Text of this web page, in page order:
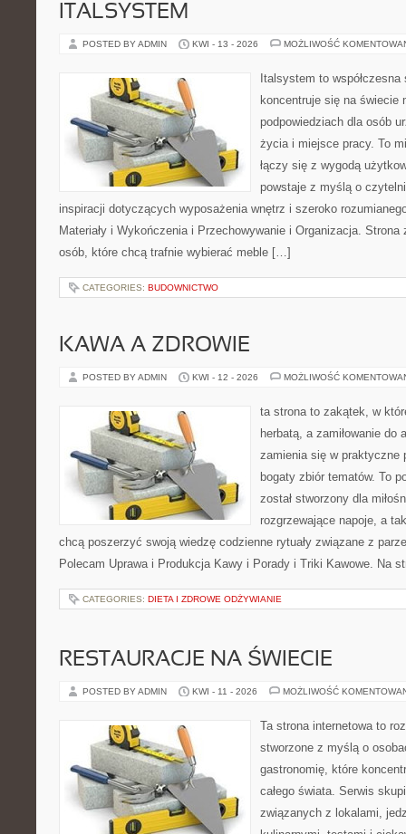
ITALSYSTEM
POSTED BY ADMIN KWI - 13 - 2026 MOŻLIWOŚĆ
Italsystem to
koncentruje się na świecie
podpowiedziach dla osób
życia i miejsce pracy. To
łączy się z wygodą
powstaje z myślą o
inspiracji dotyczących wyposażenia wnętrz i szeroko
Materiały i Wykończenia i Przechowywanie i Organizacja. Strona
osób, które chcą trafnie wybierać meble […]
CATEGORIES: BUDOWNICTWO
KAWA A ZDROWIE
POSTED BY ADMIN KWI - 12 - 2026 MOŻLIWOŚĆ
ta strona to zakątek, w
herbatą, a zamiłowanie do
zamienia się w praktyczne
bogaty zbiór tematów. To
został stworzony dla
rozgrzewające napoje, a
chcą poszerzyć swoją wiedzę codzienne rytuały związane z
Polecam Uprawa i Produkcja Kawy i Porady i Triki Kawowe. Na
CATEGORIES: DIETA I ZDROWE ODŻYWIANIE
RESTAURACJE NA ŚWIECIE
POSTED BY ADMIN KWI - 11 - 2026 MOŻLIWOŚĆ
Ta strona internetowa to
stworzone z myślą o
gastronomię, które
całego świata. Serwis
związanych z lokalami,